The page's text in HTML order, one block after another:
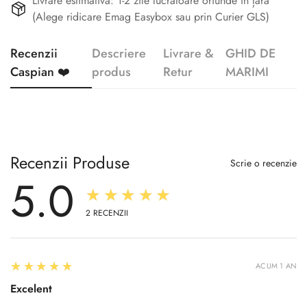
(Alege ridicare Emag Easybox sau prin Curier GLS)
Recenzii
Caspian ❤️
Descriere
produs
Livrare &
Retur
GHID DE
MARIMI
Recenzii Produse Scrie o recenzie
5.0 ★★★★★
2 RECENZII
5
★★★★★
Excelent
ACUM 1 AN